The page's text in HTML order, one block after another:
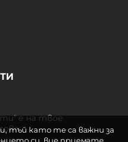
е на твое
тъй като те са важни за